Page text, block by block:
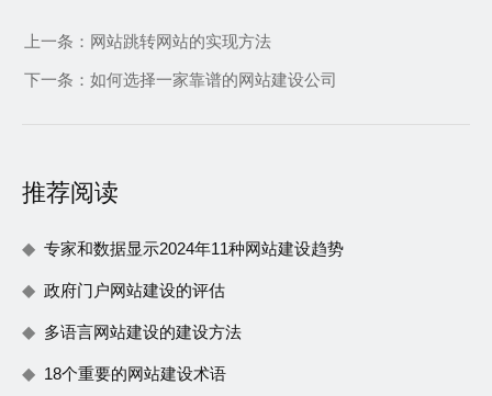
上一条： 网站跳转网站的实现方法
下一条： 如何选择一家靠谱的网站建设公司
推荐阅读
专家和数据显示2024年11种网站建设趋势
政府门户网站建设的评估
多语言网站建设的建设方法
18个重要的网站建设术语